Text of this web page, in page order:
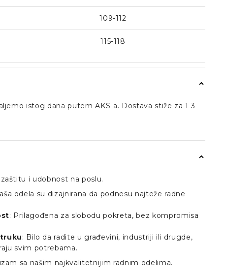
109-112
115-118
istog dana putem AKS-a. Dostava stiže za 1-3
i udobnost na poslu.
odela su dizajnirana da podnesu najteže radne
: Prilagođena za slobodu pokreta, bez kompromisa
: Bilo da radite u građevini, industriji ili drugde,
svim potrebama.
sa našim najkvalitetnijim radnim odelima.